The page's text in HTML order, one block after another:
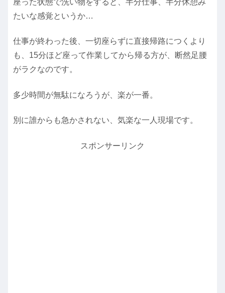
座った状態で洗い物をすると、半分仕事、半分休憩み
たいな感覚というか…
仕事が終わった後、一切座らずに直接帰路につくより
も、15分ほど座って作業してから帰る方が、断然足腰
がラクなのです。
多少時間が無駄になろうが、楽が一番。
別に誰からも急かされない、気楽な一人現場です。
スポンサーリンク